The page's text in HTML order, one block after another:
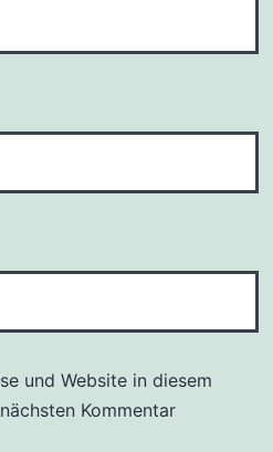
und Website in diesem
Kommentar